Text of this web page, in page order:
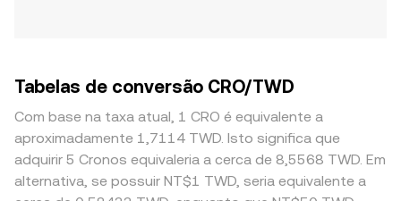
Tabelas de conversão CRO/TWD
Com base na taxa atual, 1 CRO é equivalente a
aproximadamente 1,7114 TWD. Isto significa que
adquirir 5 Cronos equivaleria a cerca de 8,5568 TWD. Em
alternativa, se possuir NT$1 TWD, seria equivalente a